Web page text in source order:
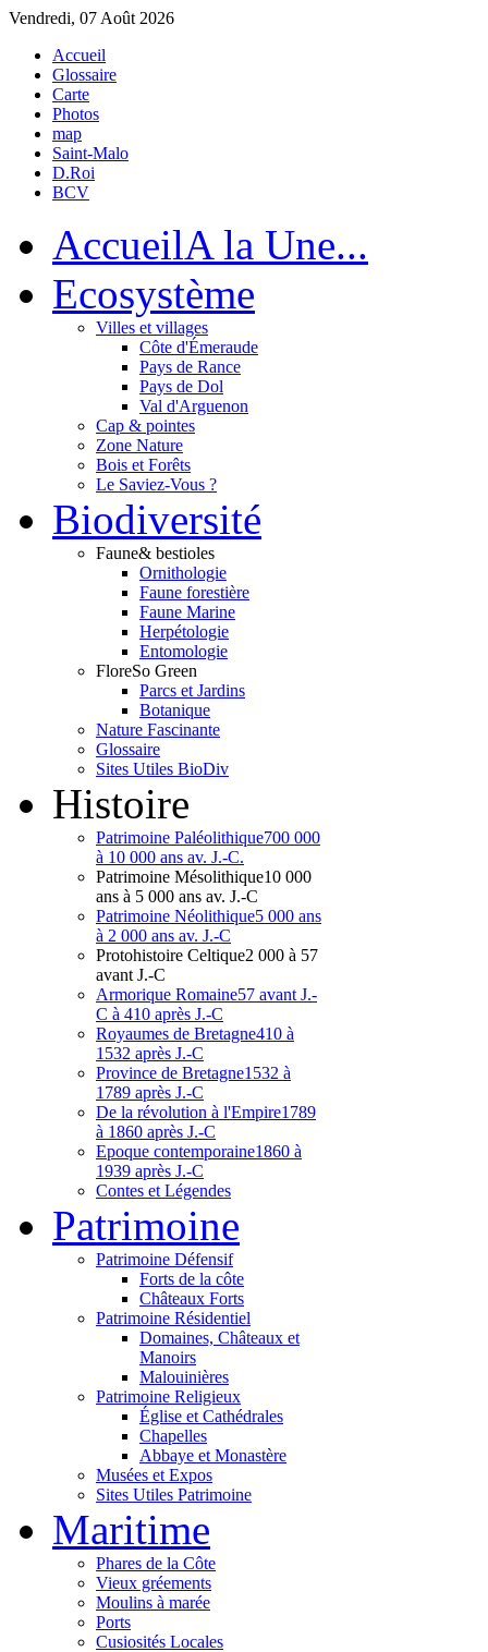
Vendredi, 07 Août 2026
Accueil
Glossaire
Carte
Photos
map
Saint-Malo
D.Roi
BCV
AccueilA la Une...
Ecosystème
Villes et villages
Côte d'Émeraude
Pays de Rance
Pays de Dol
Val d'Arguenon
Cap & pointes
Zone Nature
Bois et Forêts
Le Saviez-Vous ?
Biodiversité
Faune& bestioles
Ornithologie
Faune forestière
Faune Marine
Herpétologie
Entomologie
FloreSo Green
Parcs et Jardins
Botanique
Nature Fascinante
Glossaire
Sites Utiles BioDiv
Histoire
Patrimoine Paléolithique700 000
à 10 000 ans av. J.-C.
Patrimoine Mésolithique10 000
ans à 5 000 ans av. J.-C
Patrimoine Néolithique5 000 ans
à 2 000 ans av. J.-C
Protohistoire Celtique2 000 à 57
avant J.-C
Armorique Romaine57 avant J.-
C à 410 après J.-C
Royaumes de Bretagne410 à
1532 après J.-C
Province de Bretagne1532 à
1789 après J.-C
De la révolution à l'Empire1789
à 1860 après J.-C
Epoque contemporaine1860 à
1939 après J.-C
Contes et Légendes
Patrimoine
Patrimoine Défensif
Forts de la côte
Châteaux Forts
Patrimoine Résidentiel
Domaines, Châteaux et
Manoirs
Malouinières
Patrimoine Religieux
Église et Cathédrales
Chapelles
Abbaye et Monastère
Musées et Expos
Sites Utiles Patrimoine
Maritime
Phares de la Côte
Vieux gréements
Moulins à marée
Ports
Cusiosités Locales